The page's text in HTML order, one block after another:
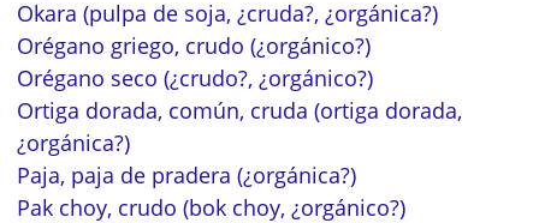
Okara (pulpa de soja, ¿cruda?, ¿orgánica?)
Orégano griego, crudo (¿orgánico?)
Orégano seco (¿crudo?, ¿orgánico?)
Ortiga dorada, común, cruda (ortiga dorada,
¿orgánica?)
Paja, paja de pradera (¿orgánica?)
Pak choy, crudo (bok choy, ¿orgánico?)